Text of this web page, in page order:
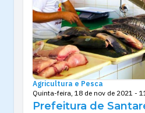
Agricultura e Pesca
Quinta-feira, 18 de nov de 2021 -
Prefeitura de